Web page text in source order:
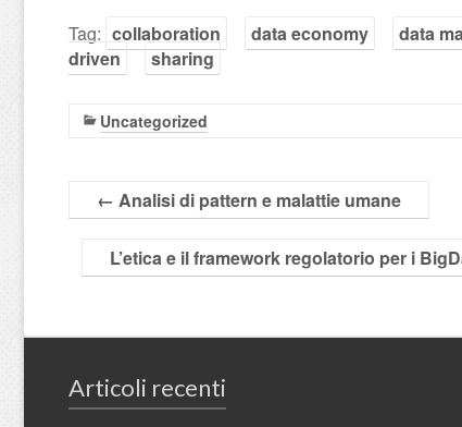
Tag: collaboration data economy data
driven
sharing
Uncategorized
← Analisi di pattern e malattie umane
L’etica e il framework regolatorio per i
Articoli recenti